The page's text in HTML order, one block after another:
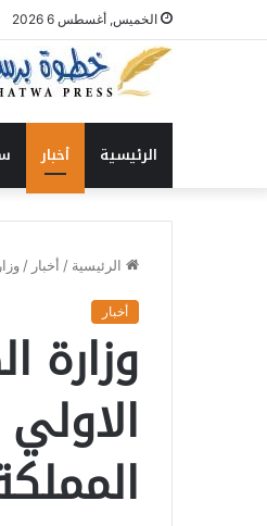
الخميس, أغسطس 6 2026
الرئيسية أخبار
الرئيسية / أخبار /
أخبار
وزارة